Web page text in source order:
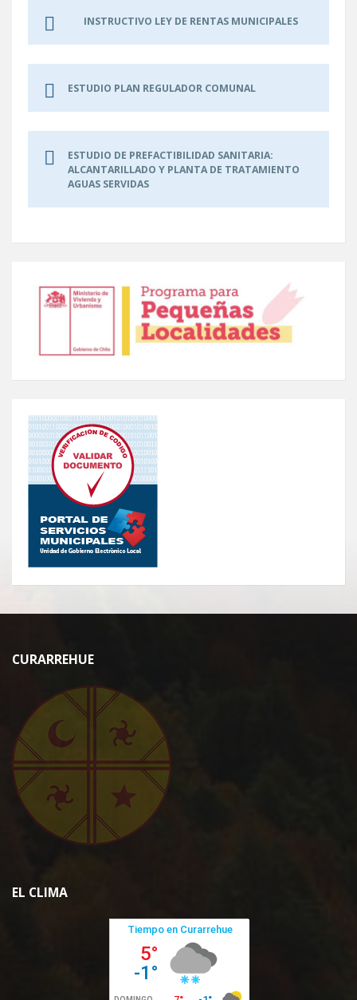
INSTRUCTIVO LEY DE RENTAS MUNICIPALES
ESTUDIO PLAN REGULADOR COMUNAL
ESTUDIO DE PREFACTIBILIDAD SANITARIA:
ALCANTARILLADO Y PLANTA DE TRATAMIENTO
AGUAS SERVIDAS
CURARREHUE
EL CLIMA